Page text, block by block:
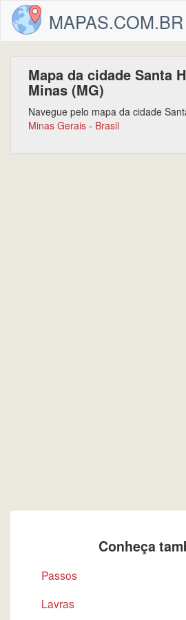
MAPAS.COM.BR
Mapa da cidade Santa
Minas (MG)
Navegue pelo mapa da cidade
Minas Gerais - Brasil
Conheça
Passos
Lavras